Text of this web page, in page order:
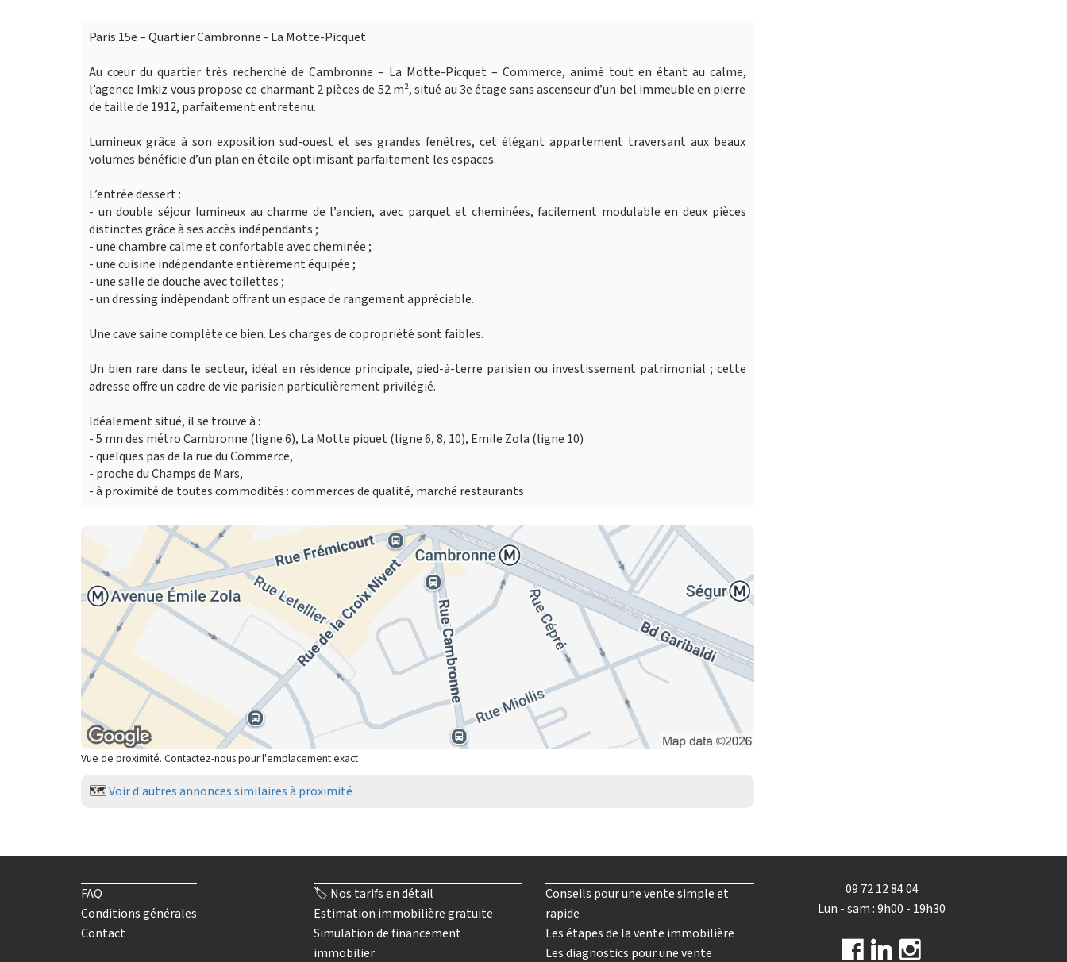
Paris 15e – Quartier Cambronne - La Motte-Picquet
Au cœur du quartier très recherché de Cambronne – La Motte-Picquet – Commerce, animé tout en étant au calme,
l’agence Imkiz vous propose ce charmant 2 pièces de 52 m², situé au 3e étage sans ascenseur d’un bel immeuble en pierre
de taille de 1912, parfaitement entretenu.
Lumineux grâce à son exposition sud-ouest et ses grandes fenêtres, cet élégant appartement traversant aux beaux
volumes bénéficie d’un plan en étoile optimisant parfaitement les espaces.
L’entrée dessert :
- un double séjour lumineux au charme de l’ancien, avec parquet et cheminées, facilement modulable en deux pièces
distinctes grâce à ses accès indépendants ;
- une chambre calme et confortable avec cheminée ;
- une cuisine indépendante entièrement équipée ;
- une salle de douche avec toilettes ;
- un dressing indépendant offrant un espace de rangement appréciable.
Une cave saine complète ce bien. Les charges de copropriété sont faibles.
Un bien rare dans le secteur, idéal en résidence principale, pied-à-terre parisien ou investissement patrimonial ; cette
adresse offre un cadre de vie parisien particulièrement privilégié.
Idéalement situé, il se trouve à :
- 5 mn des métro Cambronne (ligne 6), La Motte piquet (ligne 6, 8, 10), Emile Zola (ligne 10)
- quelques pas de la rue du Commerce,
- proche du Champs de Mars,
- à proximité de toutes commodités : commerces de qualité, marché restaurants
Vue de proximité. Contactez-nous pour l'emplacement exact
🗺️Voir d'autres annonces similaires à proximité
FAQ
Conditions générales
Contact
🏷️ Nos tarifs en détail
Estimation immobilière gratuite
Simulation de financement
immobilier
Conseils pour une vente simple et
rapide
Les étapes de la vente immobilière
Les diagnostics pour une vente
09 72 12 84 04
Lun - sam : 9h00 - 19h30